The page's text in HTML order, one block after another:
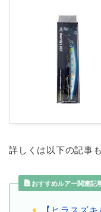
詳しくは以下の記事
おすすめルアー関連記
【ヒラスズ